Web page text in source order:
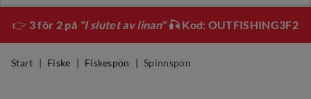
👉 3 för 2 på "I slutet av linan"🎣 Kod: OUTFISHING3F2
Start Fiske Fiskespön Spinnspön